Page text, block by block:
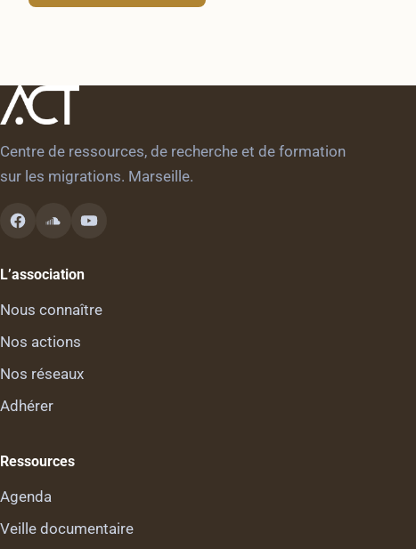
Centre de ressources, de recherche et de formation
sur les migrations. Marseille.
L’association
Nous connaître
Nos actions
Nos réseaux
Adhérer
Ressources
Agenda
Veille documentaire